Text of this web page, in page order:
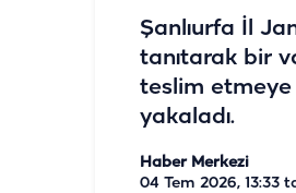
Şanlıurfa İl
tanıtarak bir
teslim etmeye
yakaladı.
Haber Merkezi
04 Tem 2026, 13:33